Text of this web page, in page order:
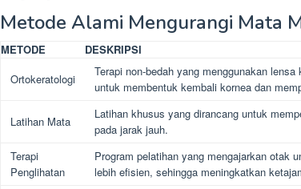
Metode Alami Mengurangi Mata
METODE
DESKRIPSI
Ortokeratologi
Terapi non-bedah yang menggunakan
untuk membentuk kembali kornea dan
Latihan Mata
Latihan khusus yang dirancang untuk
pada jarak jauh.
Terapi
Penglihatan
Program pelatihan yang mengajarkan otak
lebih efisien, sehingga meningkatkan